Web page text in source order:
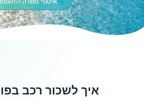
איך לשכור רכב